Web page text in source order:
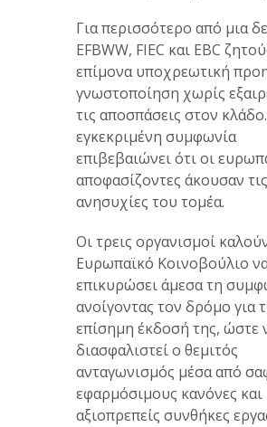
Για περισσότερο από μια
EFBWW, FIEC και EBC
επίμονα υποχρεωτική
γνωστοποίηση χωρίς
τις αποσπάσεις στον
εγκεκριμένη συμφωνία
επιβεβαιώνει ότι οι
αποφασίζοντες άκουσαν τις
ανησυχίες του τομέα.
Οι τρεις οργανισμοί
Ευρωπαϊκό Κοινοβούλιο
επικυρώσει άμεσα τη
ανοίγοντας τον δρόμο για
επίσημη έκδοσή της, ώστε
διασφαλιστεί ο θεμιτός
ανταγωνισμός μέσα από
εφαρμόσιμους κανόνες και
αξιοπρεπείς συνθήκες